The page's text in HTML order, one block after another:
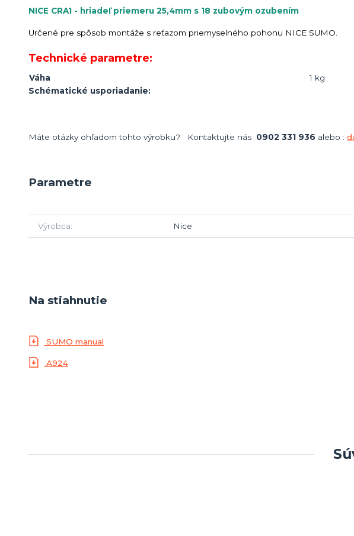
NICE CRA1 - hriadeľ priemeru 25,4mm s 18 zubovým ozubením
Určené pre spôsob montáže s reťazom priemyselného pohonu NICE SUMO.
Technické parametre:
Váha
1 kg
Schématické usporiadanie:
Máte otázky ohľadom tohto výrobku? Kontaktujte nás 0902 331 936 alebo :
Parametre
Výrobca Nice
Na stiahnutie
SUMO manual
A924